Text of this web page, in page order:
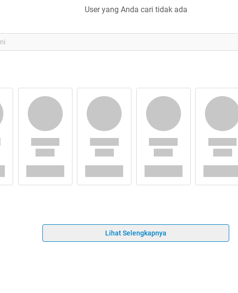
User yang Anda cari tidak ada
Lihat Selengkapnya